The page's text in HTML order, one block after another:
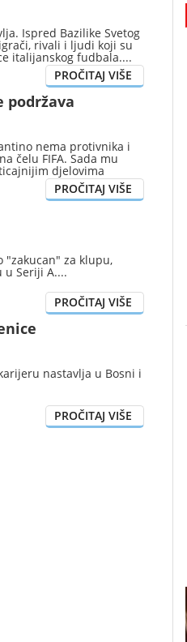
Ispred Bazilike Svetog
rivali i ljudi koji su
italijanskog fudbala.
podržava
nema protivnika i
čelu FIFA. Sada mu
djelovima
"zakucan" za klupu,
u Seriji A.
nastavlja u Bosni i